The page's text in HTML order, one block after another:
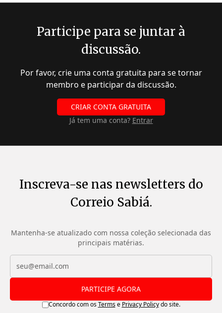
Participe para se juntar à
discussão.
Por favor, crie uma conta gratuita para se tornar
membro e participar da discussão.
CRIAR CONTA GRATUITA
Já tem uma conta? Entrar
Inscreva-se nas newsletters do
Correio Sabiá.
Mantenha-se atualizado com nossa coleção selecionada das
principais matérias.
PARTICIPE AGORA
Concordo com osTermse Privacy Policydo site.